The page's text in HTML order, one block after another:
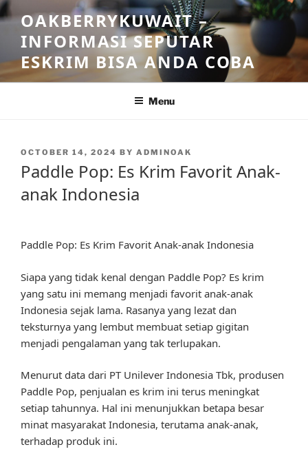
Skip
to
content
OAKBERRYKUWAIT –
INFORMASI SEPUTAR
ESKRIM BISA ANDA COBA
Menu
POSTED
OCTOBER 14, 2024 BY ADMINOAK
Paddle Pop: Es Krim Favorit Anak-
anak Indonesia
Paddle Pop: Es Krim Favorit Anak-anak Indonesia
Siapa yang tidak kenal dengan Paddle Pop? Es krim
yang satu ini memang menjadi favorit anak-anak
Indonesia sejak lama. Rasanya yang lezat dan
teksturnya yang lembut membuat setiap gigitan
menjadi pengalaman yang tak terlupakan.
Menurut data dari PT Unilever Indonesia Tbk, produsen
Paddle Pop, penjualan es krim ini terus meningkat
setiap tahunnya. Hal ini menunjukkan betapa besar
minat masyarakat Indonesia, terutama anak-anak,
terhadap produk ini.